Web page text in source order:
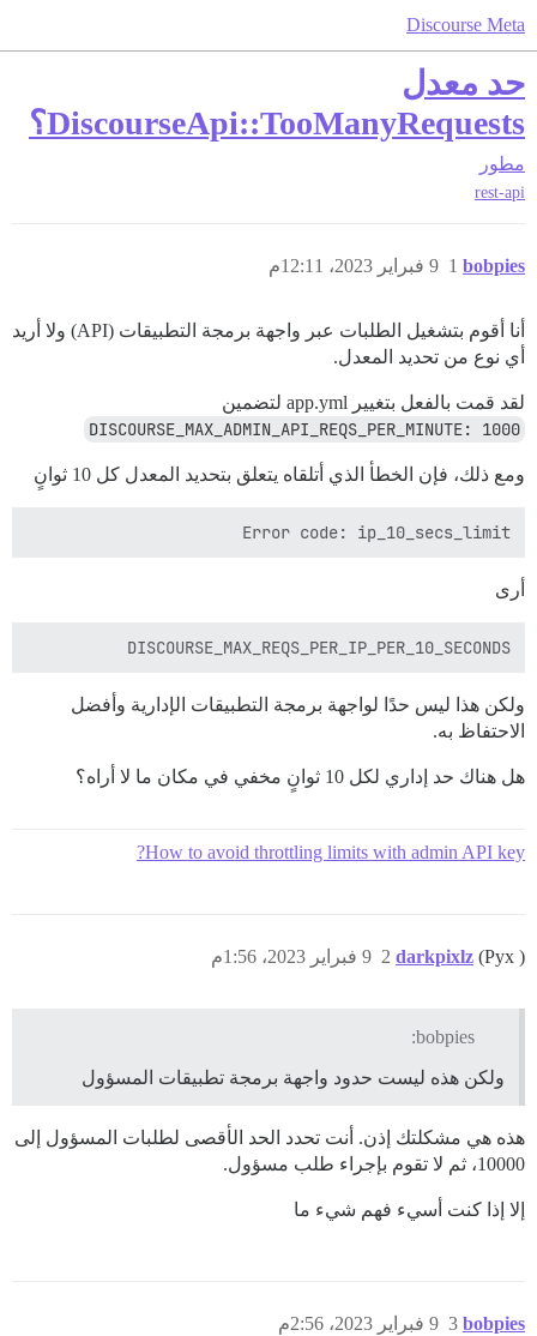
Discourse Meta
حد معدل
DiscourseApi::TooManyRequests؟
مطور
rest-api
bobpies 9 فبراير 2023، 12:11م 1
أنا أقوم بتشغيل الطلبات عبر واجهة برمجة التطبيقات (API) ولا أريد
أي نوع من تحديد المعدل.
لقد قمت بالفعل بتغيير app.yml لتضمين
DISCOURSE_MAX_ADMIN_API_REQS_PER_MINUTE: 1000
ومع ذلك، فإن الخطأ الذي أتلقاه يتعلق بتحديد المعدل كل 10 ثوانٍ
Error code: ip_10_secs_limit
أرى
DISCOURSE_MAX_REQS_PER_IP_PER_10_SECONDS
ولكن هذا ليس حدًا لواجهة برمجة التطبيقات الإدارية وأفضل
الاحتفاظ به.
هل هناك حد إداري لكل 10 ثوانٍ مخفي في مكان ما لا أراه؟
How to avoid throttling limits with admin API key?
darkpixlz (Pyx ) 9 فبراير 2023، 1:56م 2
bobpies:
ولكن هذه ليست حدود واجهة برمجة تطبيقات المسؤول
هذه هي مشكلتك إذن. أنت تحدد الحد الأقصى لطلبات المسؤول إلى
10000، ثم لا تقوم بإجراء طلب مسؤول.
إلا إذا كنت أسيء فهم شيء ما
bobpies 9 فبراير 2023، 2:56م 3